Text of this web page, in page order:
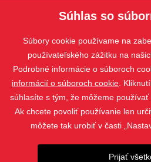
Súhlas so
Súbory cookie používame na
používateľského zážitku na
Podrobné informácie o súboroch
informácií o súboroch cookie .
súhlasíte s tým, že môžeme používať
Ak chcete povoliť používanie len
môžete tak urobiť v časti
Prijať